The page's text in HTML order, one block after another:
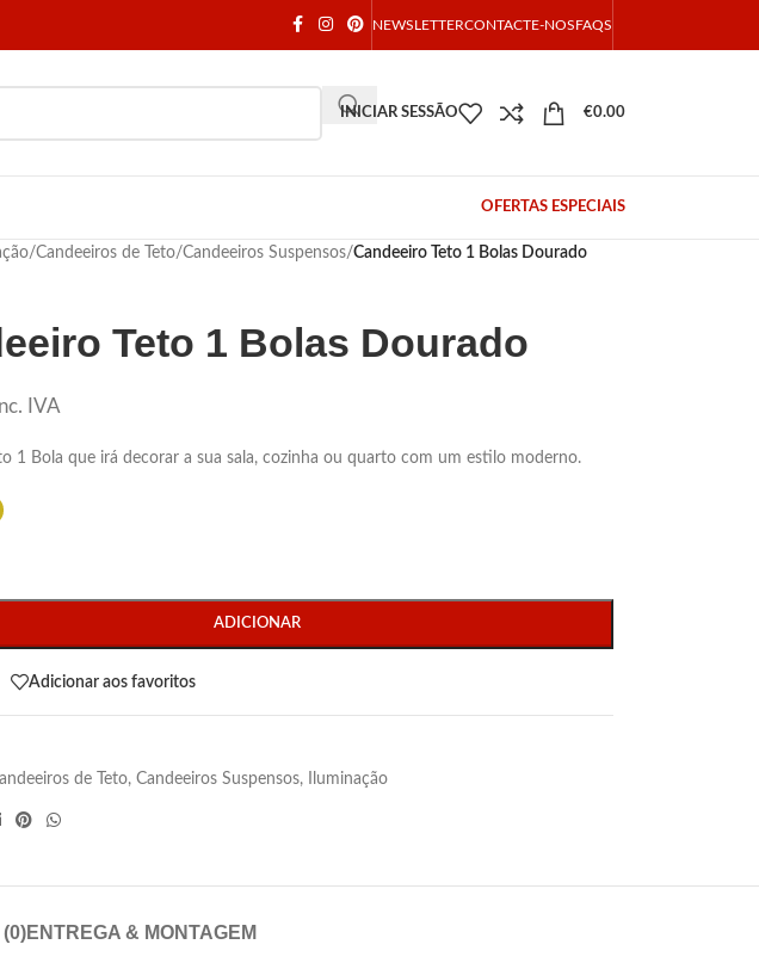
NEWSLETTERCONTACTE-NOSFAQS
INICIAR SESSÃO €0.00
OFERTAS ESPECIAIS
/Candeeiros de Teto/Candeeiros Suspensos/Candeeiro Teto 1 Bolas Dourado
Teto 1 Bolas Dourado
Inc. IVA
1 Bola que irá decorar a sua sala, cozinha ou quarto com um estilo moderno.
ADICIONAR
Adicionar aos favoritos
de Teto, Candeeiros Suspensos, Iluminação
ENTREGA & MONTAGEM